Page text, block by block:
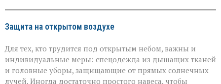
Защита на открытом воздухе
Для тех, кто трудится под открытым небом, важны и
индивидуальные меры: спецодежда из дышащих тканей
и головные уборы, защищающие от прямых солнечных
лучей. Иногда достаточно простого навеса, чтобы